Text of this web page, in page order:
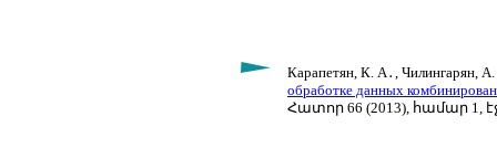
Карапетян, К. А․, Чилингарян,
обработке данных
Հատոր 66 (2013), համար 1,